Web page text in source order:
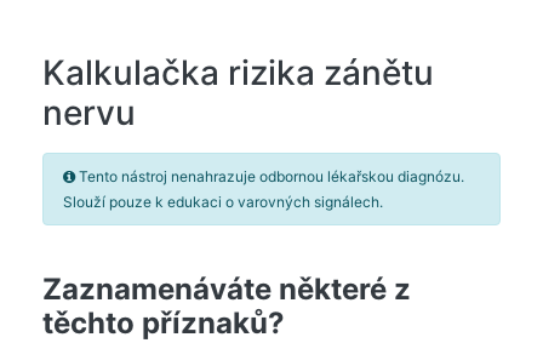
Kalkulačka rizika zánětu
nervu
Tento nástroj nenahrazuje odbornou lékařskou diagnózu.
Slouží pouze k edukaci o varovných signálech.
Zaznamenáváte některé z
těchto příznaků?